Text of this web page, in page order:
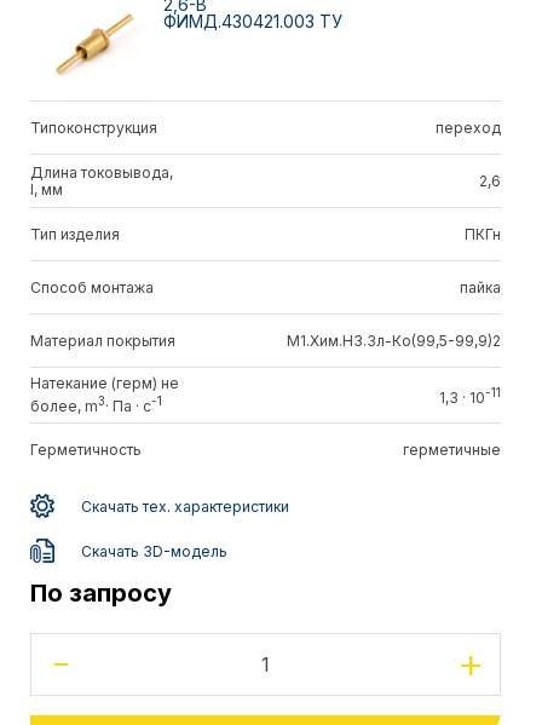
2,6-В
ФИМД.430421.003 ТУ
Типоконструкция переход
Длина токовывода,
l, мм
2,6
Тип изделия ПКГн
Способ монтажа пайка
Материал покрытия М1.Хим.Н3.Зл-Ко(99,5-99,9)2
Натекание (герм) не
более, m3· Па · c-1 1,3 · 10-11
Герметичность герметичные
Скачать тех. характеристики
Скачать 3D-модель
По запросу
- +